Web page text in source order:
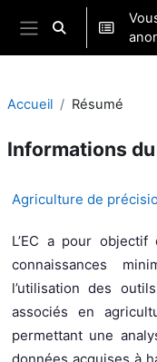
Passer au contenu
Panneau latéral
Activer/
Accueil Résumé
Informations
Agriculture de
L’EC a pour
connaissances
l’utilisation des
associés en
permettant une
données acquises à